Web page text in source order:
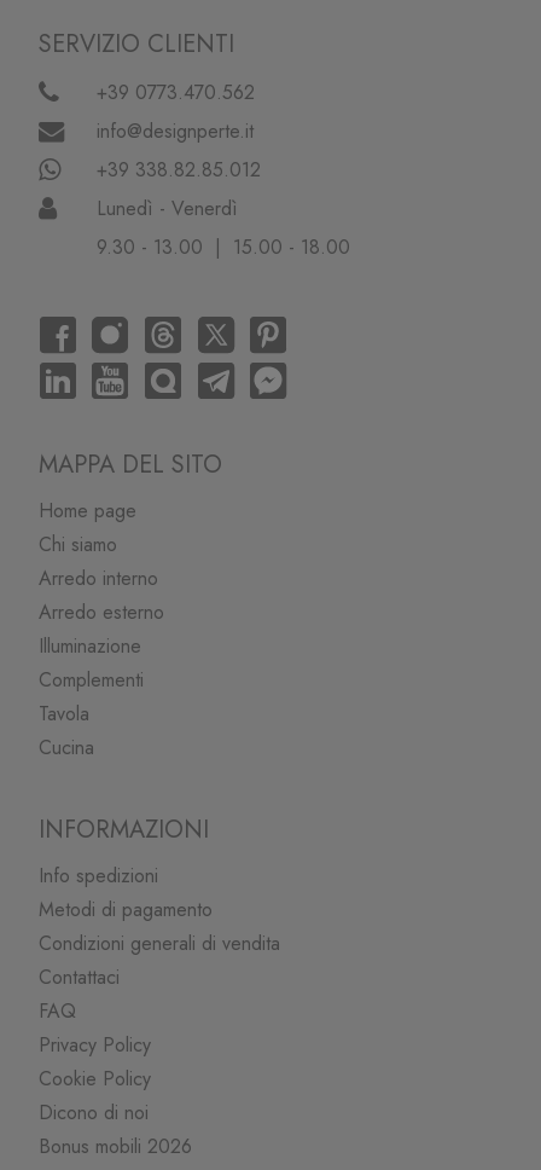
SERVIZIO CLIENTI
+39 0773.470.562
info@designperte.it
+39 338.82.85.012
Lunedì - Venerdì
9.30 - 13.00 | 15.00 - 18.00
MAPPA DEL SITO
Home page
Chi siamo
Arredo interno
Arredo esterno
Illuminazione
Complementi
Tavola
Cucina
INFORMAZIONI
Info spedizioni
Metodi di pagamento
Condizioni generali di vendita
Contattaci
FAQ
Privacy Policy
Cookie Policy
Dicono di noi
Bonus mobili 2026